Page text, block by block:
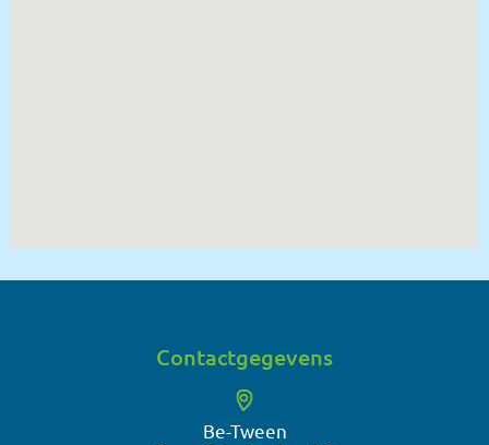
Contactgegevens
Be-Tween